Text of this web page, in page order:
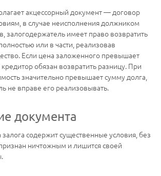
акцессорный документ — договор
в случае неисполнения должником
залогодержатель имеет право возвратить
или в части, реализовав
Если цена заложенного превышает
обязан возвратить разницу. При
значительно превышает сумму долга,
не вправе его реализовывать.
документа
содержит существенные условия, без
ничтожным и лишится своей